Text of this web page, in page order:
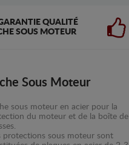
QUALITÉ
SOUS MOTEUR
Sous Moteur
sous moteur en acier pour la
du moteur et de la boîte de
protections sous moteur sont